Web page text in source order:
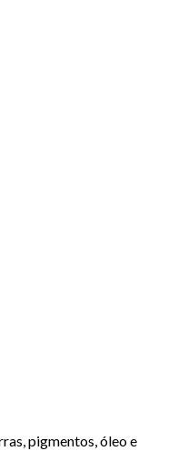
pigmentos, óleo e